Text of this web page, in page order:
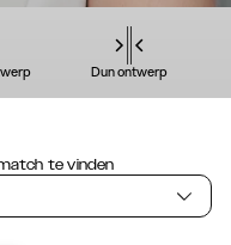
Dun ontwerp
te vinden